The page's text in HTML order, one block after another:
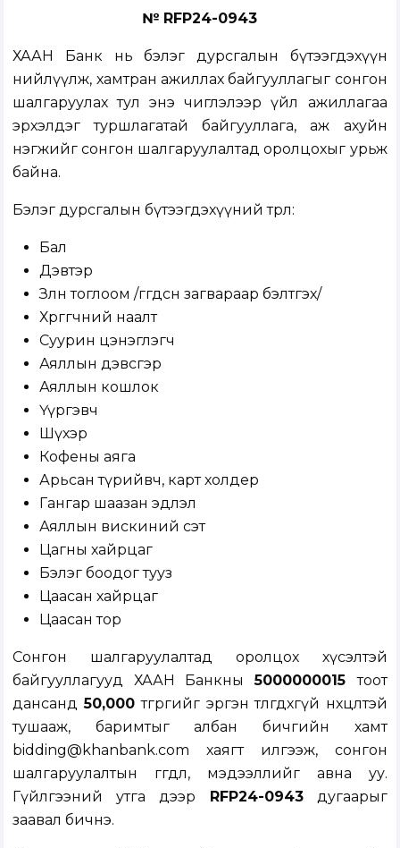
№ RFP24-0943
ХААН Банк нь бэлэг дурсгалын бүтээгдэхүүн
нийлүүлж, хамтран ажиллах байгууллагыг сонгон
шалгаруулах тул энэ чиглэлээр үйл ажиллагаа
эрхэлдэг туршлагатай байгууллага, аж ахуйн
нэгжийг сонгон шалгаруулалтад оролцохыг урьж
байна.
Бэлэг дурсгалын бүтээгдэхүүний төрөл:
Бал
Дэвтэр
Зөөлөн тоглоом /өгөгдсөн загвараар бэлтгэх/
Хөргөгчний наалт
Суурин цэнэглэгч
Аяллын дэвсгэр
Аяллын кошлок
Үүргэвч
Шүхэр
Кофены аяга
Арьсан түрийвч, карт холдер
Гангар шаазан эдлэл
Аяллын вискиний сэт
Цагны хайрцаг
Бэлэг боодог тууз
Цаасан хайрцаг
Цаасан тор
Сонгон шалгаруулалтад оролцох хүсэлтэй
байгууллагууд ХААН Банкны5000000015тоот
дансанд50,000төгрөгийг эргэн төлөгдөхгүй нөхцөлтэй
тушааж, баримтыг албан бичгийн хамт
bidding@khanbank.com хаягт илгээж, сонгон
шалгаруулалтын өгөгдөл, мэдээллийг авна уу.
Гүйлгээний утга дээр
RFP24-0943дугаарыг
заавал бичнэ.